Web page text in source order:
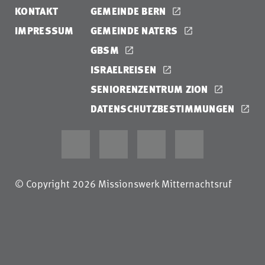
KONTAKT
IMPRESSUM
GEMEINDE BERN
GEMEINDE NATERS
GBSM
ISRAELREISEN
SENIORENZENTRUM ZION
DATENSCHUTZBESTIMMUNGEN
© Copyright 2026 Missionswerk Mitternachtsruf